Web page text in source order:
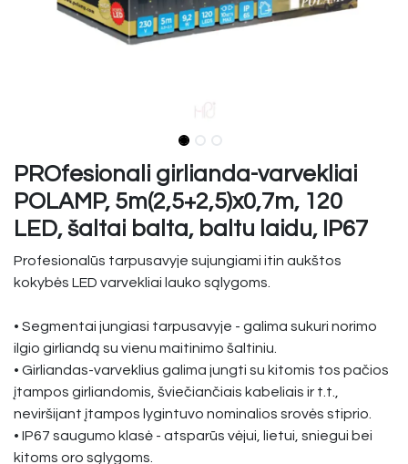
PROfesionali girlianda-varvekliai
POLAMP, 5m(2,5+2,5)x0,7m, 120
LED, šaltai balta, baltu laidu, IP67
Profesionalūs tarpusavyje sujungiami itin aukštos
kokybės LED varvekliai lauko sąlygoms.
• Segmentai jungiasi tarpusavyje - galima sukuri norimo
ilgio girliandą su vienu maitinimo šaltiniu.
• Girliandas-varveklius galima jungti su kitomis tos pačios
įtampos girliandomis, šviečiančiais kabeliais ir t.t.,
neviršijant įtampos lygintuvo nominalios srovės stiprio.
• IP67 saugumo klasė - atsparūs vėjui, lietui, sniegui bei
kitoms oro sąlygoms.